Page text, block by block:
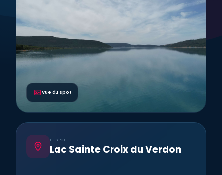
Vue du spot
LE SPOT
Lac Sainte Croix du Verdon